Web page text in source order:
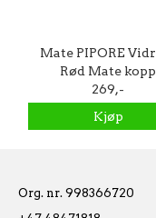
Mate PIPORE
Rød Mate kopp
269,-
Kjøp
Org. nr. 998366720